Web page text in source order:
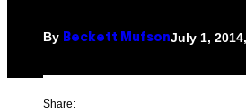
By Beckett MufsonJuly 1,
Share: